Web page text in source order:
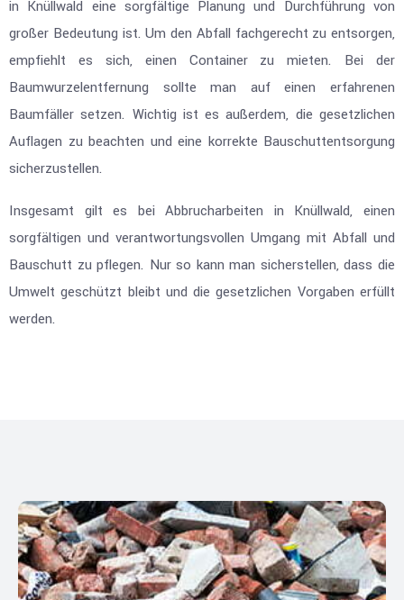
in Knüllwald eine sorgfältige Planung und Durchführung von
großer Bedeutung ist. Um den Abfall fachgerecht zu entsorgen,
empfiehlt es sich, einen Container zu mieten. Bei der
Baumwurzelentfernung sollte man auf einen erfahrenen
Baumfäller setzen. Wichtig ist es außerdem, die gesetzlichen
Auflagen zu beachten und eine korrekte Bauschuttentsorgung
sicherzustellen.
Insgesamt gilt es bei Abbrucharbeiten in Knüllwald, einen
sorgfältigen und verantwortungsvollen Umgang mit Abfall und
Bauschutt zu pflegen. Nur so kann man sicherstellen, dass die
Umwelt geschützt bleibt und die gesetzlichen Vorgaben erfüllt
werden.